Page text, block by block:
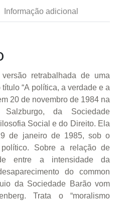
Informação adicional
retrabalhada de uma
“A política, a verdade e a
20 de novembro de 1984 na
da Sociedade
Social e do Direito. Ela
de janeiro de 1985, sob o
político. Sobre a relação de
entre a intensidade da
do common
da Sociedade Barão vom
Trata o “moralismo